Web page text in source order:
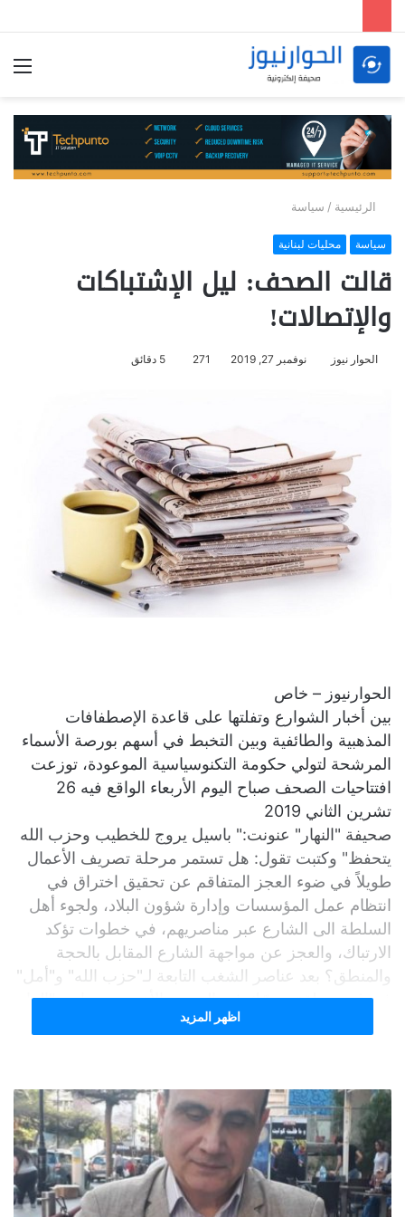
الرئيسية / سياسة
سياسة محليات لبنانية
قالت الصحف: ليل الإشتباكات
والإتصالات!
الحوار نيوز نوفمبر 27, 2019 271
الحوارنيوز – خاص
بين أخبار الشوارع وتفلتها على قاعدة الإصطفافات
المذهبية والطائفية وبين التخبط في أسهم بورصة الأسماء
المرشحة لتولي حكومة التكنوسياسية الموعودة، توزعت
افتتاحيات الصحف صباح اليوم الأربعاء الواقع فيه 26
تشرين الثاني 2019
صحيفة "النهار" عنونت:" باسيل يروج للخطيب وحزب الله
يتحفظ" وكتبت تقول: هل تستمر مرحلة تصريف الأعمال
طويلاً في ضوء العجز المتفاقم عن تحقيق اختراق في
انتظام عمل المؤسسات وإدارة شؤون البلاد، ولجوء أهل
السلطة الى الشارع عبر مناصريهم، في خطوات تؤكد
الارتباك، والعجز عن مواجهة الشارع المقابل بالحجة
والمنطق؟ بعد عناصر الشغب التابعة لـ"حزب الله" و"أمل"
في غير منطقة، تحرّك في اليومين الأخيرين محازبو "التيار
الوطني الحر" بإيعاز واضح لملاقاة ساحات الحليف، وعدم
مسيحية كانت آخرها مساء أمس بكفيا، حيث منع مناصرو
الكتائب وفداً سياراً من "التيار" من التوجّه الى أمام منزل
الرئيس سابقاً أمين الجميل، وحصلت مواجهات وتكسير
سيارات.
سياسياً، الرهانات سقطت، المحاولات فشلت، والأسماء
اظهر المزيد